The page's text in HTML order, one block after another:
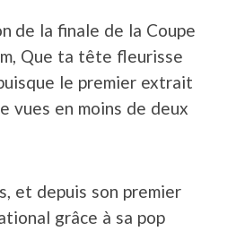
de la finale de la Coupe
Que ta tête fleurisse
le premier extrait
vues en moins de deux
et depuis son premier
grâce à sa pop